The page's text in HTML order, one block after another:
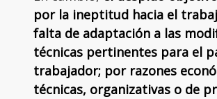
por la ineptitud hacia el
falta de adaptación a las
técnicas pertinentes para el
trabajador; por razones
técnicas, organizativas o de